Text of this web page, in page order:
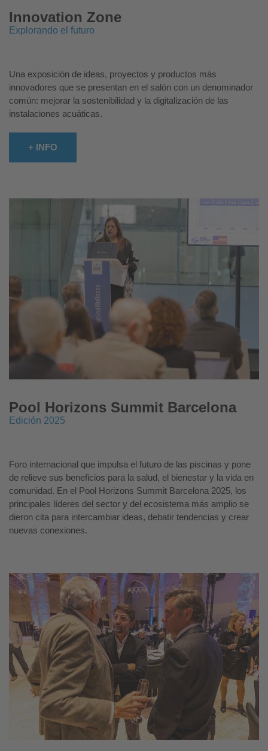
Innovation Zone
Explorando el futuro
Una exposición de ideas, proyectos y productos más
innovadores que se presentan en el salón con un denominador
común: mejorar la sostenibilidad y la digitalización de las
instalaciones acuáticas.
+ INFO
Pool Horizons Summit Barcelona
Edición 2025
Foro internacional que impulsa el futuro de las piscinas y pone
de relieve sus beneficios para la salud, el bienestar y la vida en
comunidad. En el Pool Horizons Summit Barcelona 2025, los
principales líderes del sector y del ecosistema más amplio se
dieron cita para intercambiar ideas, debatir tendencias y crear
nuevas conexiones.